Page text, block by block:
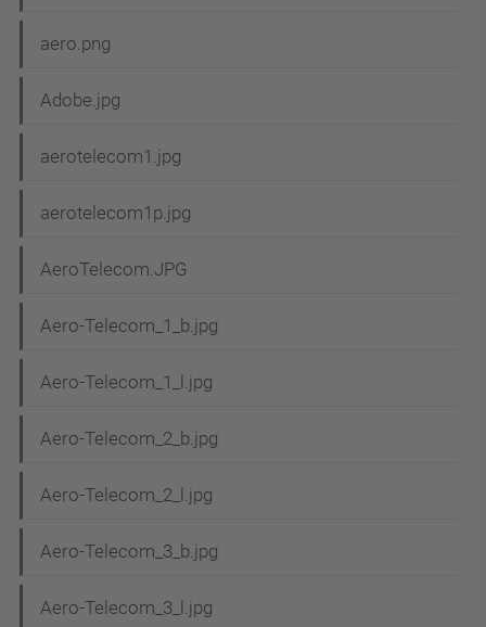
aero.png
Adobe.jpg
aerotelecom1.jpg
aerotelecom1p.jpg
AeroTelecom.JPG
Aero-Telecom_1_b.jpg
Aero-Telecom_1_l.jpg
Aero-Telecom_2_b.jpg
Aero-Telecom_2_l.jpg
Aero-Telecom_3_b.jpg
Aero-Telecom_3_l.jpg